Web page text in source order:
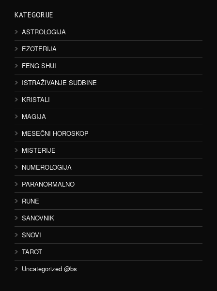
KATEGORIJE
ASTROLOGIJA
EZOTERIJA
FENG SHUI
ISTRAŽIVANJE SUDBINE
KRISTALI
MAGIJA
MESEČNI HOROSKOP
MISTERIJE
NUMEROLOGIJA
PARANORMALNO
RUNE
SANOVNIK
SNOVI
TAROT
Uncategorized @bs